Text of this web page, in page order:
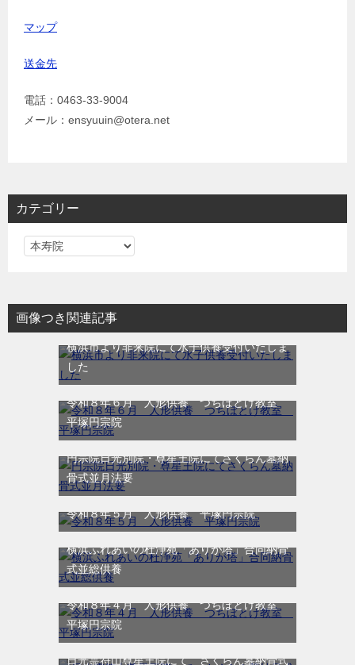
マップ
送金先
電話：0463-33-9004
メール：ensyuuin@otera.net
カテゴリー
カ
リ
ー
画像つき関連記事
横浜市より非来院にて水子供養受付いたしま
した
令和８年６月 人形供養 つちぼとけ教室
平塚円宗院
円宗院日光別院・尊星王院にてさくらん墓納
骨式並月法要
令和８年５月 人形供養 平塚円宗院
横浜ふれあいの杜浄苑「ありが塔」合同納骨
式並総供養
令和８年４月 人形供養 つちぼとけ教室
平塚円宗院
日光霊符山尊星王院にて さくらん墓納骨式